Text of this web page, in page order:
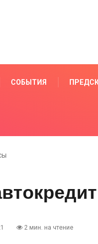
СОБЫТИЯ
2 мин. на чтение